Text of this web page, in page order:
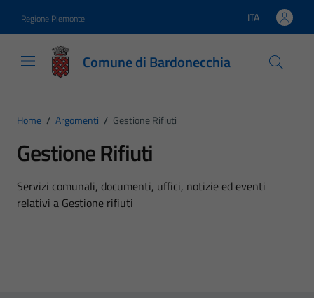
Regione Piemonte Lingua attiva:
ITA
Comune di Bardonecchia
Home / Argomenti / Gestione Rifiuti
Gestione Rifiuti
Dettagli dell'argomento
Servizi comunali, documenti, uffici, notizie ed eventi
relativi a Gestione rifiuti